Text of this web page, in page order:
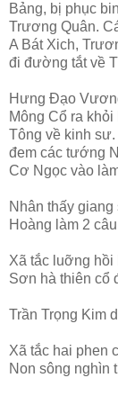
Bảng, bị phục
Trương Quân.
A Bát Xich,
đi đường tắt về
Hưng Đạo
Mông Cổ ra
Tông về kinh
đem các tướng
Cơ Ngọc vào
Nhân thấy
Hoàng làm 2
Xã tắc luỡng hồi
Sơn hà thiên cổ
Trần Trọng Kim
Xã tắc hai phen
Non sông nghìn